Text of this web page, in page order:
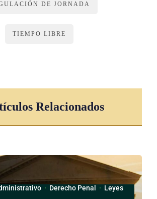
DE JORNADA
TIEMPO LIBRE
Relacionados
· Derecho Penal · Leyes